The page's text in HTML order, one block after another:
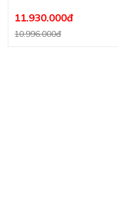
Tường Cảm Ứng 220V
11.930.000đ
10.996.000đ